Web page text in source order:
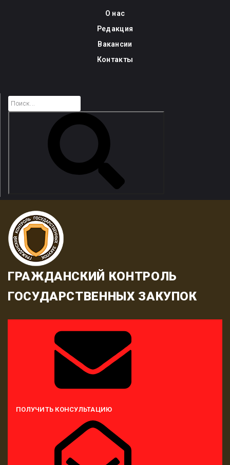
О нас
Редакция
Вакансии
Контакты
ГРАЖДАНСКИЙ КОНТРОЛЬ
ГОСУДАРСТВЕННЫХ ЗАКУПОК
ПОЛУЧИТЬ КОНСУЛЬТАЦИЮ